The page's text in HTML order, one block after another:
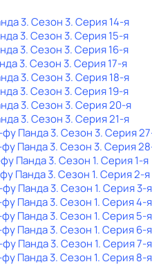
3. Сезон 3. Серия 14-я
3. Сезон 3. Серия 15-я
3. Сезон 3. Серия 16-я
3. Сезон 3. Серия 17-я
3. Сезон 3. Серия 18-я
3. Сезон 3. Серия 19-я
3. Сезон 3. Серия 20-я
3. Сезон 3. Серия 21-я
фу Панда 3. Сезон 3. Серия
фу Панда 3. Сезон 3. Серия
Панда 3. Сезон 1. Серия 1-я
Панда 3. Сезон 1. Серия 2-я
фу Панда 3. Сезон 1. Серия 3-я
фу Панда 3. Сезон 1. Серия 4-я
фу Панда 3. Сезон 1. Серия 5-я
фу Панда 3. Сезон 1. Серия 6-я
фу Панда 3. Сезон 1. Серия 7-я
фу Панда 3. Сезон 1. Серия 8-я